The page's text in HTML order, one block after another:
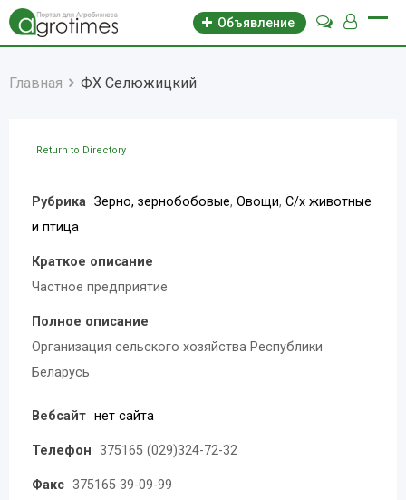
Объявление
Главная ФХ Селюжицкий
Return to Directory
Рубрика Зерно, зернобобовые, Овощи, С/х животные
и птица
Краткое описание
Частное предприятие
Полное описание
Организация сельского хозяйства Республики
Беларусь
Вебсайт нет сайта
Телефон 375165 (029)324-72-32
Факс 375165 39-09-99